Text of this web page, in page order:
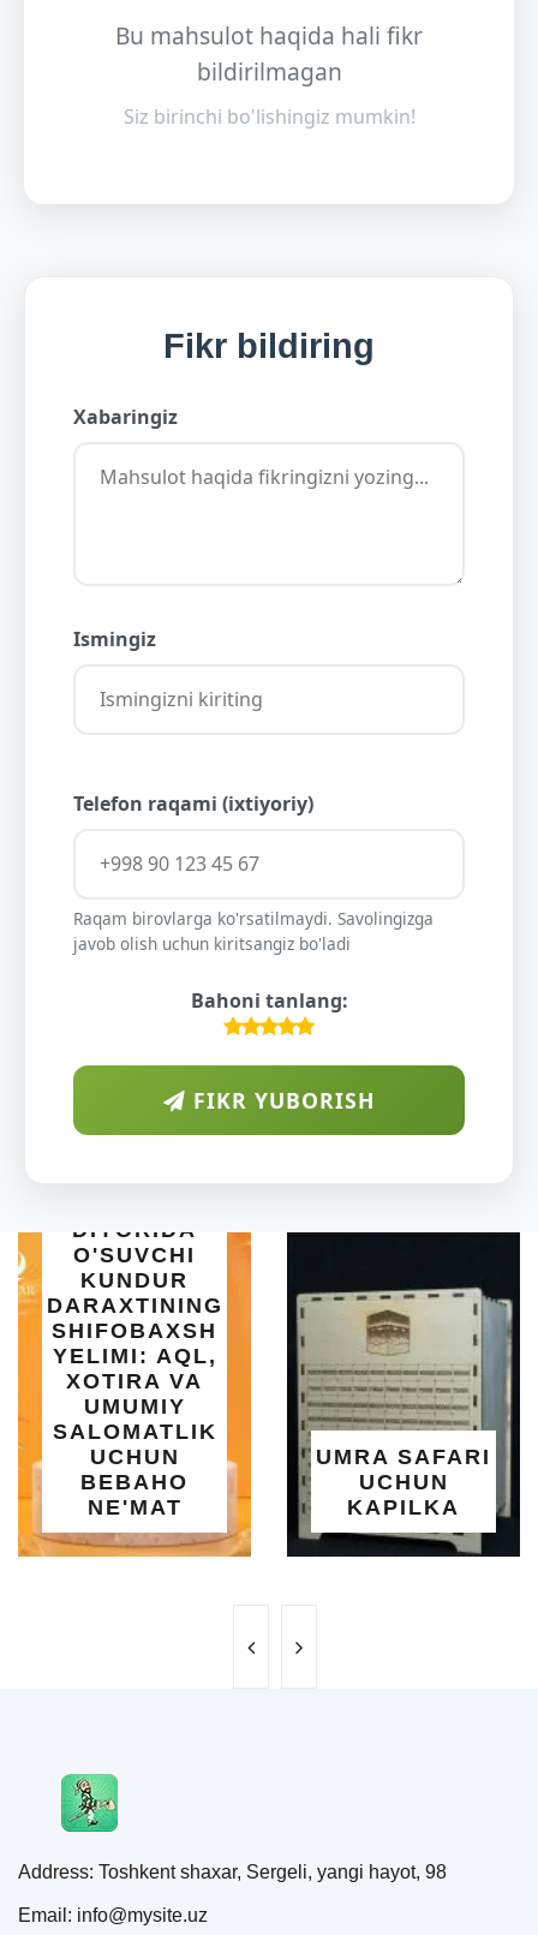
Bu mahsulot haqida hali fikr
bildirilmagan
Siz birinchi bo'lishingiz mumkin!
Fikr bildiring
Xabaringiz
Ismingiz
Telefon raqami (ixtiyoriy)
Raqam birovlarga ko'rsatilmaydi. Savolingizga
javob olish uchun kiritsangiz bo'ladi
Bahoni tanlang:
FIKR YUBORISH
DIYORIDA
O'SUVCHI
KUNDUR
DARAXTINING
SHIFOBAXSH
YELIMI: AQL,
XOTIRA VA
UMUMIY
SALOMATLIK
UCHUN
BEBAHO
NE'MAT
UMRA SAFARI
UCHUN
KAPILKA
Address: Toshkent shaxar, Sergeli, yangi hayot, 98
Email: info@mysite.uz